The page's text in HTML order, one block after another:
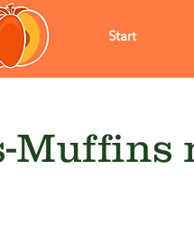
Start
Muffins